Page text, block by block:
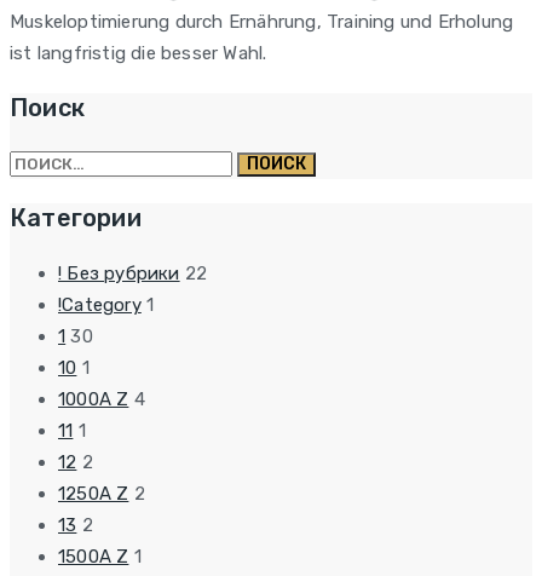
Muskeloptimierung durch Ernährung, Training und Erholung
ist langfristig die besser Wahl.
Поиск
Найти:
Категории
! Без рубрики 22
!Category 1
1 30
10 1
1000A Z 4
11 1
12 2
1250A Z 2
13 2
1500A Z 1